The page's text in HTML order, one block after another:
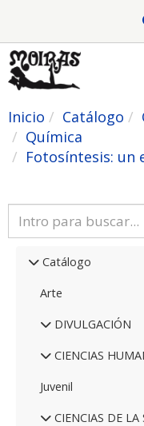
Inicio Catálogo
Química
Fotosíntesis: un
Catálogo
Arte
DIVULGACIÓN
CIENCIAS
Juvenil
CIENCIAS DE LA